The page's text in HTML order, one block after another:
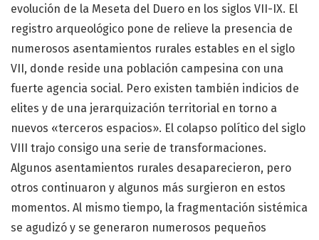
evolución de la Meseta del Duero en los siglos VII-IX. El
registro arqueológico pone de relieve la presencia de
numerosos asentamientos rurales estables en el siglo
VII, donde reside una población campesina con una
fuerte agencia social. Pero existen también indicios de
elites y de una jerarquización territorial en torno a
nuevos «terceros espacios». El colapso político del siglo
VIII trajo consigo una serie de transformaciones.
Algunos asentamientos rurales desaparecieron, pero
otros continuaron y algunos más surgieron en estos
momentos. Al mismo tiempo, la fragmentación sistémica
se agudizó y se generaron numerosos pequeños